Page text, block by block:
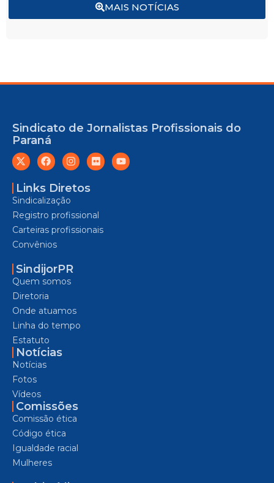
MAIS NOTÍCIAS
Sindicato de Jornalistas Profissionais do
Paraná
Links Diretos
Sindicalização
Registro profissional
Carteiras profissionais
Convênios
SindijorPR
Quem somos
Diretoria
Onde atuamos
Linha do tempo
Estatuto
Notícias
Notícias
Fotos
Vídeos
Comissões
Comissão ética
Código ética
Igualdade racial
Mulheres